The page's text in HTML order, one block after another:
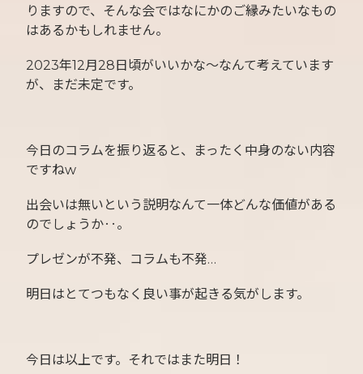
りますので、そんな会ではなにかのご縁みたいなもの
はあるかもしれません。
2023年12月28日頃がいいかな〜なんて考えています
が、まだ未定です。
今日のコラムを振り返ると、まったく中身のない内容
ですねw
出会いは無いという説明なんて一体どんな価値がある
のでしょうか‥。
プレゼンが不発、コラムも不発…
明日はとてつもなく良い事が起きる気がします。
今日は以上です。それではまた明日！